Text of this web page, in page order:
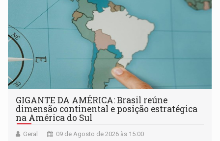
GIGANTE DA AMÉRICA: Brasil reúne
dimensão continental e posição estratégica
na América do Sul
Geral 09 de Agosto de 2026 às 15:00